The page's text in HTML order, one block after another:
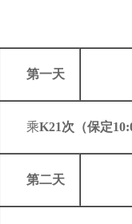
第一天
乘K21次（保定
第二天